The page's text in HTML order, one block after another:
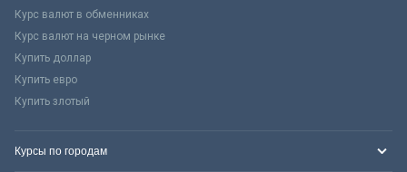
Курс валют в обменниках
Курс валют на черном рынке
Купить доллар
Купить евро
Купить злотый
Курсы по городам